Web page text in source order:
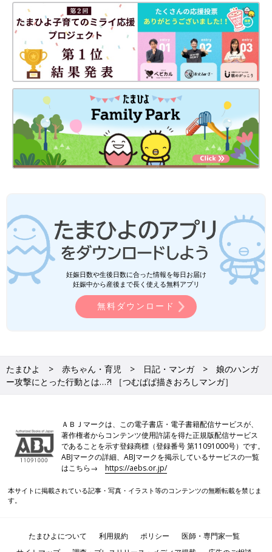
妊娠日数や生後日数に合った情報を毎日お届け
妊娠中から産後まで長く使える無料アプリ
無料ダウンロード
たまひよ 赤ちゃん・育児 日記・マンガ
娘のハンガ
ー攻撃にとった行動とは…?! ［つむぱぱ描きおろしマンガ］
ＡＢＪマークは、この電子書店・電子書籍配信サービスが、
著作権者からコンテンツ使用許諾を得た正規版配信サービス
であることを示す登録商標（登録番号 第11091000号）です。
ABJマークの詳細、ABJマークを掲示しているサービスの一覧
はこちら→https://aebs.or.jp/
本サイトに掲載されている記事・写真・イラスト等のコンテンツの無断転載を禁じま
す。
たまひよについて 利用規約 ポリシー
医師・専門家一覧